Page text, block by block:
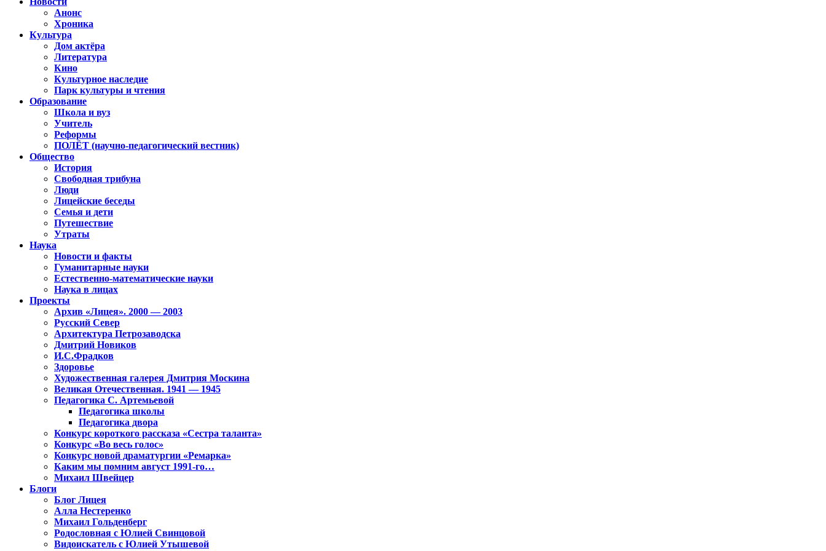
Анонс
Хроника
Культура
Дом актёра
Литература
Кино
Культурное наследие
Парк культуры и чтения
Образование
Школа и вуз
Учитель
Реформы
ПОЛЁТ (научно-педагогический вестник)
Общество
История
Свободная трибуна
Люди
Лицейские беседы
Семья и дети
Путешествие
Утраты
Наука
Новости и факты
Гуманитарные науки
Естественно-математические науки
Наука в лицах
Проекты
Архив «Лицея». 2000 — 2003
Русский Север
Архитектура Петрозаводска
Дмитрий Новиков
И.С.Фрадков
Здоровье
Художественная галерея Дмитрия Москина
Великая Отечественная. 1941 — 1945
Педагогика С. Артемьевой
Педагогика школы
Педагогика двора
Конкурс короткого рассказа «Сестра таланта»
Конкурс «Во весь голос»
Конкурс новой драматургии «Ремарка»
Каким мы помним август 1991-го…
Михаил Швейцер
Блоги
Блог Лицея
Алла Нестеренко
Михаил Гольденберг
Родословная с Юлией Свинцовой
Видоискатель с Юлией Утышевой